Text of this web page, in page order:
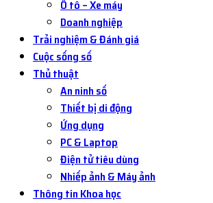
Ô tô – Xe máy
Doanh nghiệp
Trải nghiệm & Đánh giá
Cuộc sống số
Thủ thuật
An ninh số
Thiết bị di động
Ứng dụng
PC & Laptop
Điện tử tiêu dùng
Nhiếp ảnh & Máy ảnh
Thông tin Khoa học